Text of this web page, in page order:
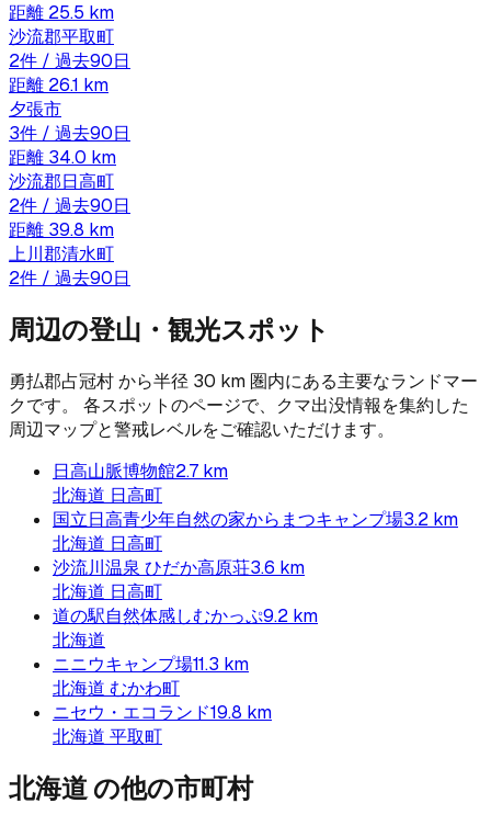
距離 25.5 km
沙流郡平取町
2件 / 過去90日
距離 26.1 km
夕張市
3件 / 過去90日
距離 34.0 km
沙流郡日高町
2件 / 過去90日
距離 39.8 km
上川郡清水町
2件 / 過去90日
周辺の登山・観光スポット
勇払郡占冠村から半径 30 km 圏内にある主要なランドマー
クです。 各スポットのページで、クマ出没情報を集約した
周辺マップと警戒レベルをご確認いただけます。
日高山脈博物館2.7 km
北海道 日高町
国立日高青少年自然の家からまつキャンプ場3.2 km
北海道 日高町
沙流川温泉 ひだか高原荘3.6 km
北海道 日高町
道の駅自然体感しむかっぷ9.2 km
北海道
ニニウキャンプ場11.3 km
北海道 むかわ町
ニセウ・エコランド19.8 km
北海道 平取町
北海道の他の市町村